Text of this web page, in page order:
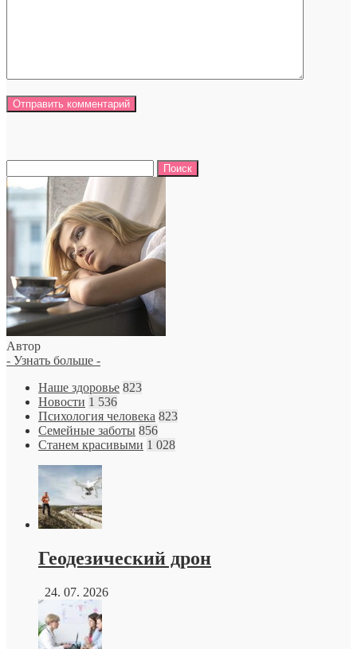
Автор
- Узнать больше -
Наше здоровье 823
Новости 1 536
Психология человека 823
Семейные заботы 856
Станем красивыми 1 028
Геодезический дрон
24. 07. 2026